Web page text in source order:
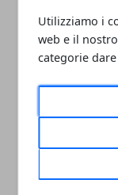
Utilizziamo i
web e il
categorie
PULITORE
05/11/2024